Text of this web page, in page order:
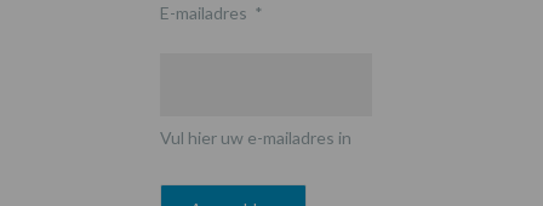
E-mailadres *
Vul hier uw e-mailadres in